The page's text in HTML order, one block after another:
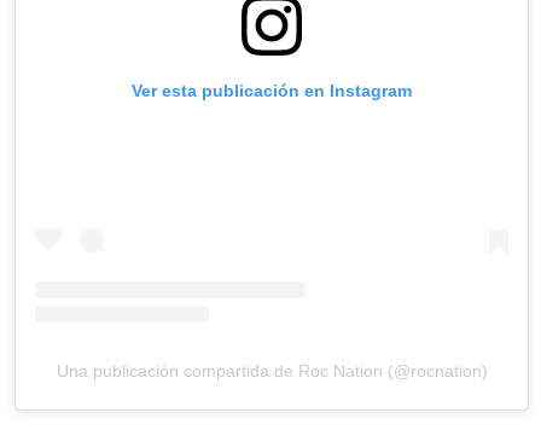
Ver esta publicación en Instagram
Una publicación compartida de Roc Nation (@rocnation)